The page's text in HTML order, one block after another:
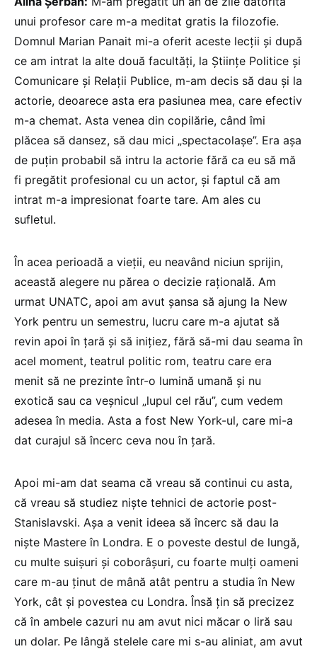
unui profesor care m-a meditat gratis la filozofie.
Domnul Marian Panait mi-a oferit aceste lecții și după
ce am intrat la alte două facultăți, la Științe Politice și
Comunicare și Relații Publice, m-am decis să dau și la
actorie, deoarece asta era pasiunea mea, care efectiv
m-a chemat. Asta venea din copilărie, când îmi
plăcea să dansez, să dau mici „spectacolașe”. Era așa
de puțin probabil să intru la actorie fără ca eu să mă
fi pregătit profesional cu un actor, și faptul că am
intrat m-a impresionat foarte tare. Am ales cu
sufletul.
În acea perioadă a vieții, eu neavând niciun sprijin,
această alegere nu părea o decizie rațională. Am
urmat UNATC, apoi am avut șansa să ajung la New
York pentru un semestru, lucru care m-a ajutat să
revin apoi în țară și să inițiez, fără să-mi dau seama în
acel moment, teatrul politic rom, teatru care era
menit să ne prezinte într-o lumină umană și nu
exotică sau ca veșnicul „lupul cel rău”, cum vedem
adesea în media. Asta a fost New York-ul, care mi-a
dat curajul să încerc ceva nou în țară.
Apoi mi-am dat seama că vreau să continui cu asta,
că vreau să studiez niște tehnici de actorie post-
Stanislavski. Așa a venit ideea să încerc să dau la
niște Mastere în Londra. E o poveste destul de lungă,
cu multe suișuri și coborâșuri, cu foarte mulți oameni
care m-au ținut de mână atât pentru a studia în New
York, cât și povestea cu Londra. Însă țin să precizez
că în ambele cazuri nu am avut nici măcar o liră sau
un dolar. Pe lângă stelele care mi s-au aliniat, am avut